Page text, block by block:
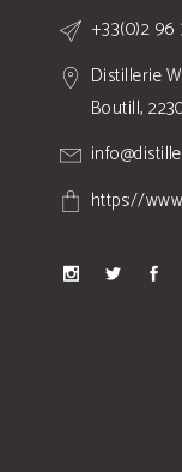
+33(0)2 96
Distillerie
Boutill,
https://